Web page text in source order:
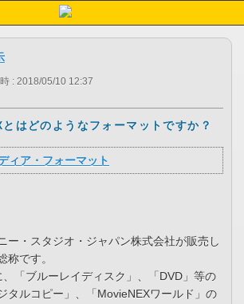
: 2018/05/10 12:37
はどのようなフォーマットですか？
ィア・フォーマット
ー・スタジオ・ジャパン株式会社が販売し
称です。
「ブルーレイディスク」、「DVD」等の
タルコピー」、「MovieNEXワールド」の